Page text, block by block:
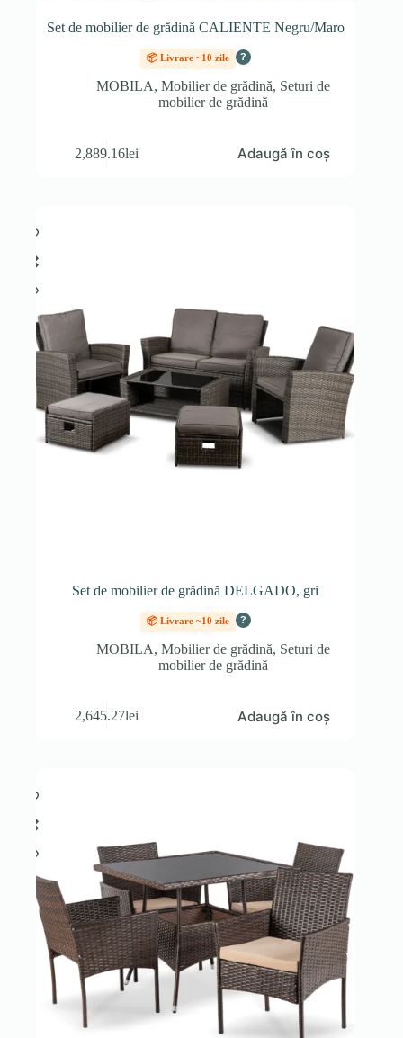
Set de mobilier de grădină CALIENTE Negru/Maro
📦 Livrare ~10 zile ?
MOBILA,Mobilier de grădină, Seturi de
mobilier de grădină
2,889.16lei Adaugă în coș
Set de mobilier de grădină DELGADO, gri
📦 Livrare ~10 zile ?
MOBILA,Mobilier de grădină, Seturi de
mobilier de grădină
2,645.27lei Adaugă în coș